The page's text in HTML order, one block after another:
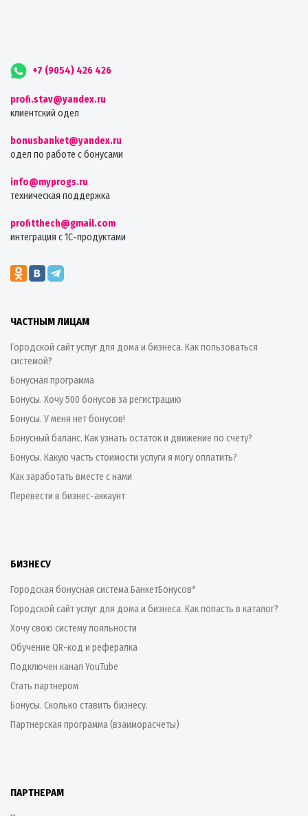
+7 (9054) 426 426
profi.stav@yandex.ru
клиентский одел
bonusbanket@yandex.ru
одел по работе с бонусами
info@myprogs.ru
техническая поддержка
profitthech@gmail.com
интеграция с 1С-продуктами
ЧАСТНЫМ ЛИЦАМ
Городской сайт услуг для дома и бизнеса. Как пользоваться
системой?
Бонусная программа
Бонусы. Хочу 500 бонусов за регистрацию
Бонусы. У меня нет бонусов!
Бонусный баланс. Как узнать остаток и движение по счету?
Бонусы. Какую часть стоимости услуги я могу оплатить?
Как заработать вместе с нами
Перевести в бизнес-аккаунт
БИЗНЕСУ
Городская бонусная система БанкетБонусов*
Городской сайт услуг для дома и бизнеса. Как попасть в каталог?
Хочу свою систему лояльности
Обучение QR-код и рефералка
Подключен канал YouTube
Стать партнером
Бонусы. Сколько ставить бизнесу.
Партнерская программа (взаиморасчеты)
ПАРТНЕРАМ